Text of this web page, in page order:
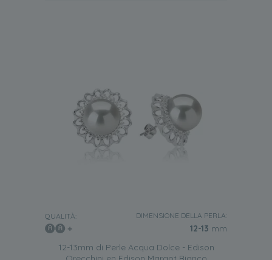
QUALITÀ: DIMENSIONE DELLA PERLA:
12-13 mm
12-13mm di Perle Acqua Dolce - Edison